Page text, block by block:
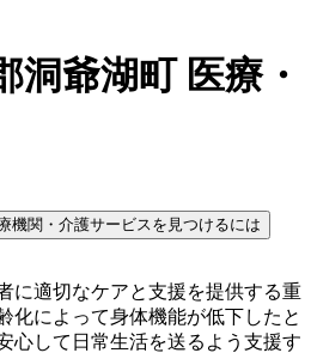
洞爺湖町 医療・
機関・介護サービスを見つけるには
に適切なケアと支援を提供する重
化によって身体機能が低下したと
心して日常生活を送るよう支援す